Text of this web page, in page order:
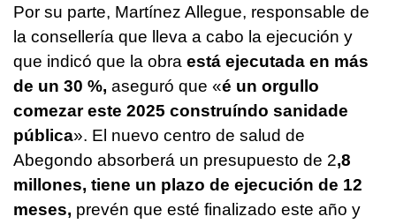
Por su parte, Martínez Allegue, responsable de
la consellería que lleva a cabo la ejecución y
que indicó que la obra está ejecutada en más
de un 30 %, aseguró que «é un orgullo
comezar este 2025 construíndo sanidade
pública». El nuevo centro de salud de
Abegondo absorberá un presupuesto de 2,8
millones, tiene un plazo de ejecución de 12
meses, prevén que esté finalizado este año y